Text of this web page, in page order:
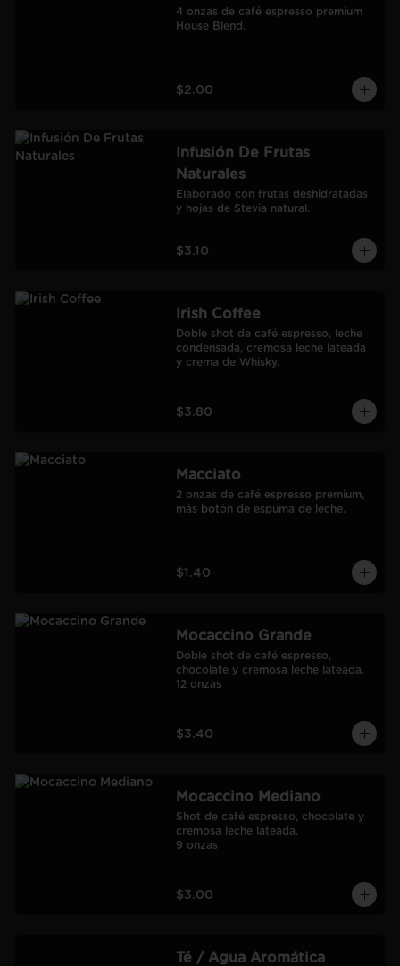
4 onzas de café espresso premium
House Blend.
$2.00
Infusión De Frutas
Naturales
Elaborado con frutas deshidratadas
y hojas de Stevia natural.
$3.10
Irish Coffee
Doble shot de café espresso, leche
condensada, cremosa leche lateada
y crema de Whisky.
$3.80
Macciato
2 onzas de café espresso premium,
más botón de espuma de leche.
$1.40
Mocaccino Grande
Doble shot de café espresso,
chocolate y cremosa leche lateada.
12 onzas
$3.40
Mocaccino Mediano
Shot de café espresso, chocolate y
cremosa leche lateada.
9 onzas
$3.00
Té / Agua Aromática